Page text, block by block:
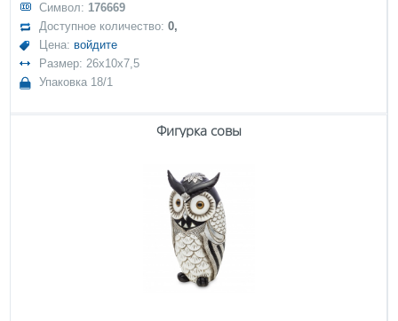
Символ: 176669
Доступное количество:0,
Цена: войдите
Размер: 26x10x7,5
Упаковка 18/1
Фигурка совы